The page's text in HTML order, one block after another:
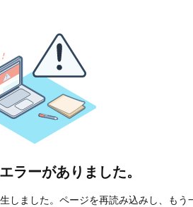
ラーがありました。
しました。ページを再読み込みし、もう